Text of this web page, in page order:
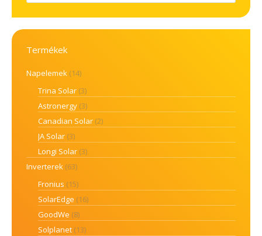
Termékek
Napelemek (14)
Trina Solar (3)
Astronergy (3)
Canadian Solar (2)
JA Solar (3)
Longi Solar (3)
Inverterek (63)
Fronius (15)
SolarEdge (16)
GoodWe (8)
Solplanet (13)